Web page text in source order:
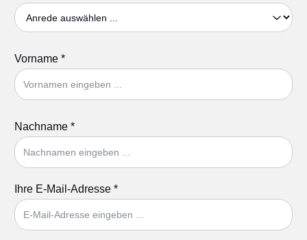
Vorname *
Nachname *
Ihre E-Mail-Adresse *